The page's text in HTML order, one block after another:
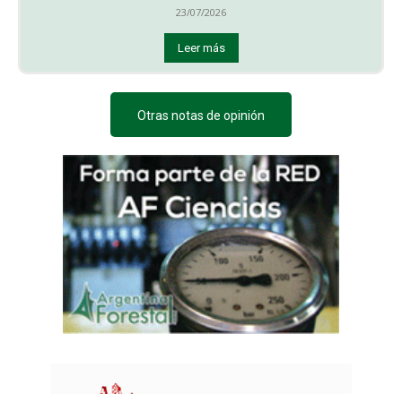
23/07/2026
Leer más
Otras notas de opinión